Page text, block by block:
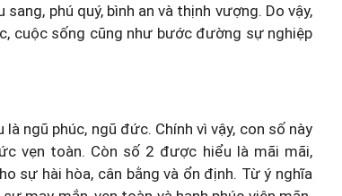
phú quý, bình an và thịnh vượng. Do vậy,
cuộc sống cũng như bước đường sự nghiệp
ngũ phúc, ngũ đức. Chính vì vậy, con số này
vẹn toàn. Còn số 2 được hiểu là mãi mãi,
sự hài hòa, cân bằng và ổn định. Từ ý nghĩa